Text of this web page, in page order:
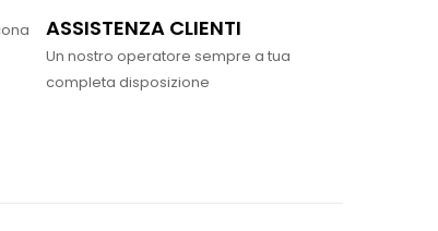
ASSISTENZA CLIENTI
Un nostro operatore sempre a tua
completa disposizione